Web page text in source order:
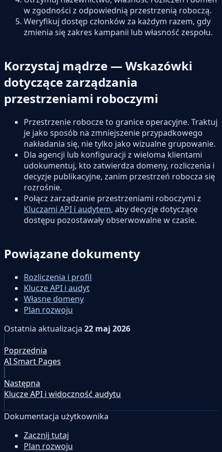
w zgodności z odpowiednią przestrzenią roboczą.
Weryfikuj dostęp członków za każdym razem, gdy
zmienia się zakres kampanii lub własność zespołu.
Korzystaj mądrze — Wskazówki
dotyczące zarządzania
przestrzeniami roboczymi
Przestrzenie robocze to granice operacyjne. Traktuj
je jako sposób na zmniejszenie przypadkowego
nakładania się, nie tylko jako wizualne grupowanie.
Dla agencji lub konfiguracji z wieloma klientami
udokumentuj, kto zatwierdza domeny, rozliczenia i
decyzje publikacyjne, zanim przestrzeń robocza się
rozrośnie.
Połącz zarządzanie przestrzeniami roboczymi z
Kluczami API i audytem, aby decyzje dotyczące
dostępu pozostawały obserwowalne w czasie.
Powiązane dokumenty
Rozliczenia i profil
Klucze API i audyt
Własne domeny
Plan rozwoju
Ostatnia aktualizacja 22 maj 2026
Poprzednia
AI Smart Pages
Następna
Klucze API i widoczność audytu
Dokumentacja użytkownika
Zacznij tutaj
Plan rozwoju